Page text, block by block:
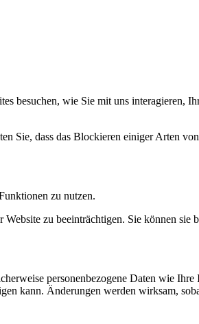
besuchen, wie Sie mit uns interagieren,
Sie, dass das Blockieren einiger Arten
zu nutzen.
zu beeinträchtigen. Sie können sie
personenbezogene Daten wie Ihre
kann. Änderungen werden wirksam,